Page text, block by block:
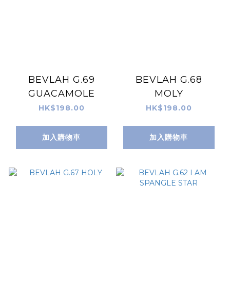
BEVLAH G.69
GUACAMOLE
HK$198.00
加入購物車
BEVLAH G.68
MOLY
HK$198.00
加入購物車